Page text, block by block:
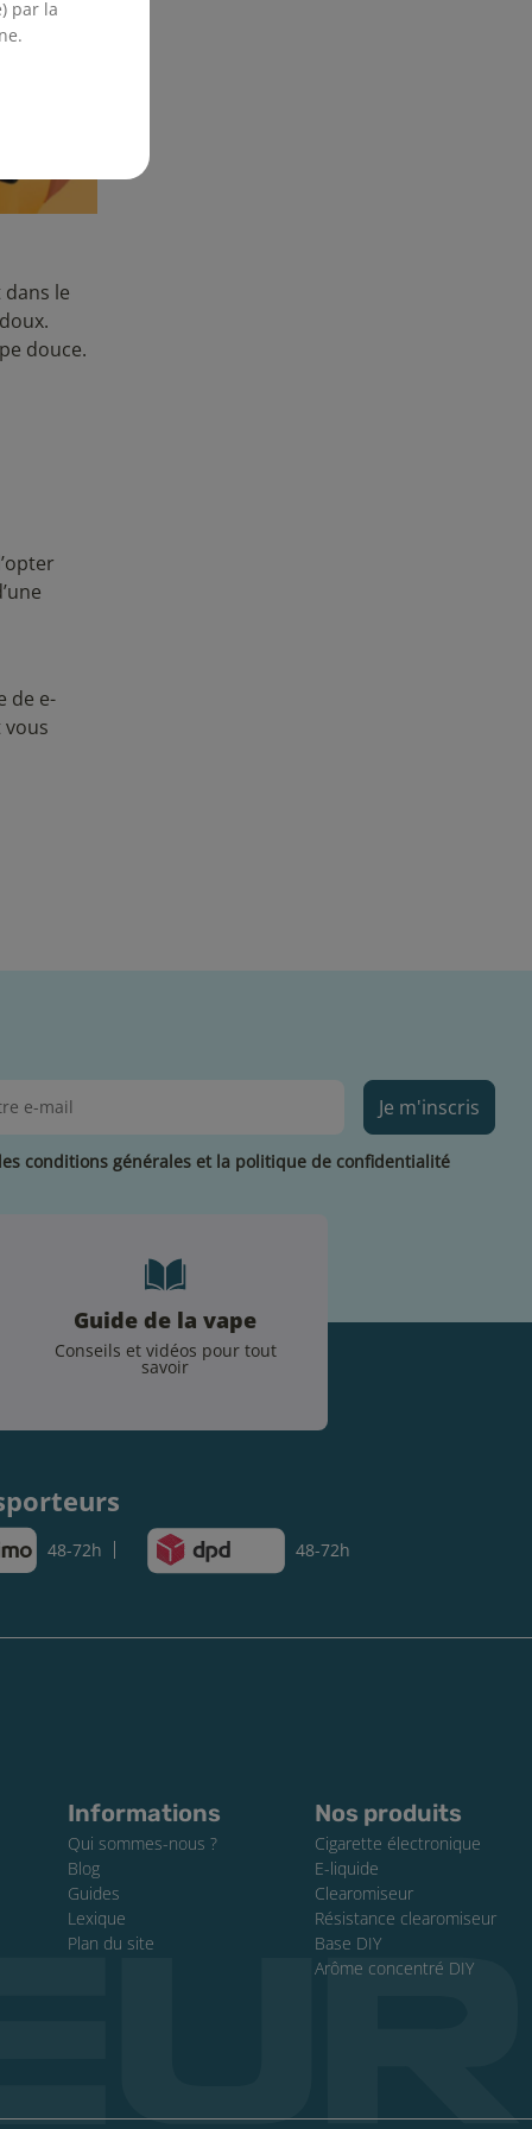
par la
le
douce.
de e-
Je m'inscris
conditions générales et la politique de confidentialité
Guide de la vape
Conseils et vidéos pour tout
savoir
48-72h 48-72h
Informations
Qui sommes-nous ?
Blog
Guides
Lexique
Plan du site
Nos produits
Cigarette électronique
E-liquide
Clearomiseur
Résistance clearomiseur
Base DIY
Arôme concentré DIY